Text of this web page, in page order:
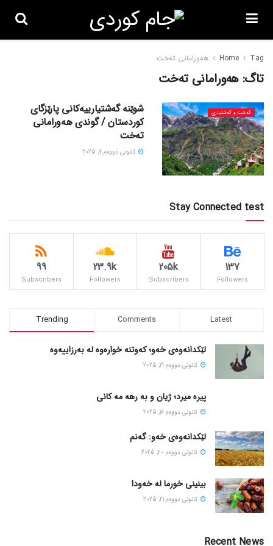
Home Tag هەورامانی تەخت
تاگ: هەورامانی تەخت
گه‌شت و گه‌شتیاری
شوێنە گەشتیارییەکانی پارێزگای
کوردستان / گوندی هەورامانی
تەخت
كانونی دووه‌م 7, 2025
Stay Connected test
137
Followers
205k
Subscribers
23.9k
Followers
99
Subscribers
Trending Comments Latest
لێکدانەوەی خەو؛ کەوتنە خوارەوە لە بەرزاییەوە
كانونی دووه‌م 19, 2025
پیره میرد؛ ژیان و به رهه مه کانی
كانونی دووه‌م 16, 2025
لێکدانەوەی خەو: گەنم
كانونی دووه‌م 20, 2025
بینینی خورما لە خەودا
كانونی دووه‌م 21, 2025
Recent News